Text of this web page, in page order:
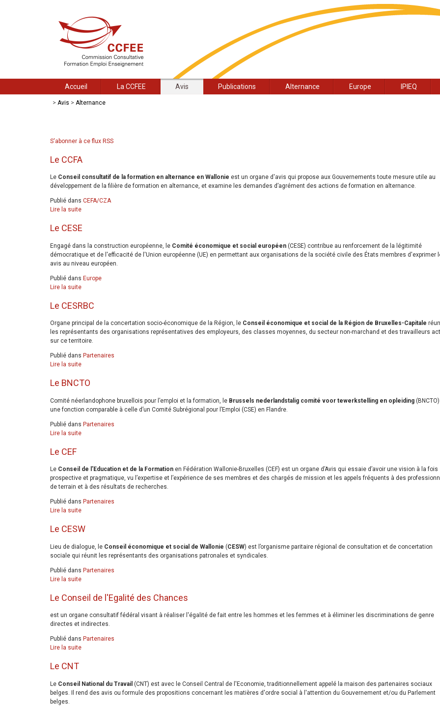
Accueil La CCFEE Avis Publications Alternance Europe IPIEQ
> Avis > Alternance
S'abonner à ce flux RSS
Le CCFA
Le Conseil consultatif de la formation en alternance en Wallonie est un organe d'avis qui propose aux Gouvernements toute mesure utile au
développement de la filière de formation en alternance, et examine les demandes d’agrément des actions de formation en alternance.
Publié dans CEFA/CZA
Lire la suite
Le CESE
Engagé dans la construction européenne, le Comité économique et social européen (CESE) contribue au renforcement de la légitimité
démocratique et de l'efficacité de l'Union européenne (UE) en permettant aux organisations de la société civile des États membres d'exprimer
avis au niveau européen.
Publié dans Europe
Lire la suite
Le CESRBC
Organe principal de la concertation socio-économique de la Région, le Conseil économique et social de la Région de Bruxelles-Capitale
les représentants des organisations représentatives des employeurs, des classes moyennes, du secteur non-marchand et des travailleurs
sur ce territoire.
Publié dans Partenaires
Lire la suite
Le BNCTO
Comité néerlandophone bruxellois pour l’emploi et la formation, le Brussels nederlandstalig comité voor tewerkstelling en opleiding
une fonction comparable à celle d’un Comité Subrégional pour l’Emploi (CSE) en Flandre.
Publié dans Partenaires
Lire la suite
Le CEF
Le Conseil de l’Education et de la Formation en Fédération Wallonie-Bruxelles (CEF) est un organe d’Avis qui essaie d’avoir une vision à la fois
prospective et pragmatique, vu l’expertise et l’expérience de ses membres et des chargés de mission et les appels fréquents à des
de terrain et à des résultats de recherches.
Publié dans Partenaires
Lire la suite
Le CESW
Lieu de dialogue, le Conseil économique et social de Wallonie (CESW) est l’organisme paritaire régional de consultation et de concertation
sociale qui réunit les représentants des organisations patronales et syndicales.
Publié dans Partenaires
Lire la suite
Le Conseil de l'Egalité des Chances
est un organe consultatif fédéral visant à réaliser l'égalité de fait entre les hommes et les femmes et à éliminer les discriminations de genre
directes et indirectes.
Publié dans Partenaires
Lire la suite
Le CNT
Le Conseil National du Travail (CNT) est avec le Conseil Central de l'Economie, traditionnellement appelé la maison des partenaires sociaux
belges. Il rend des avis ou formule des propositions concernant les matières d'ordre social à l'attention du Gouvernement et/ou du Parlement
belges.